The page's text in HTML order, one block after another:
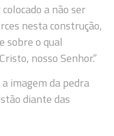
a não ser
nesta construção,
sobre o qual
nosso Senhor.”
imagem da pedra
diante das